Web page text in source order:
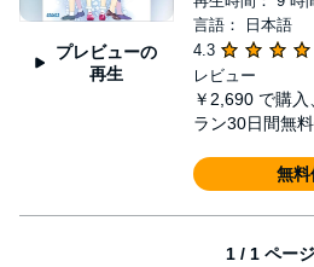
プレビューの
再生
言語： 日本語
4.3
レビュー
￥2,690 で購
ラン30日間無
無料
1 / 1 ページ